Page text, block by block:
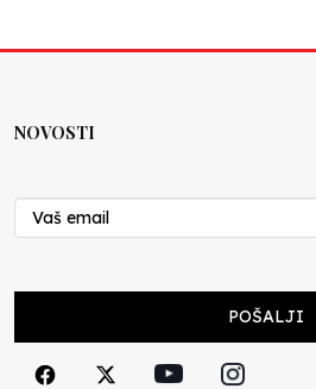
Nenad Veličković
29.10.2024
Cuke i djeca
NOVOSTI
POŠALJI